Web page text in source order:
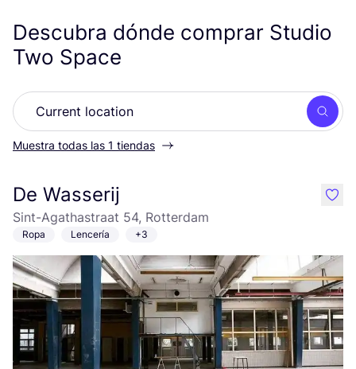
Descubra dónde comprar Studio
Two Space
Muestra todas las 1 tiendas
De Wasserij
Sint-Agathastraat 54, Rotterdam
Ropa Lencería +3
like